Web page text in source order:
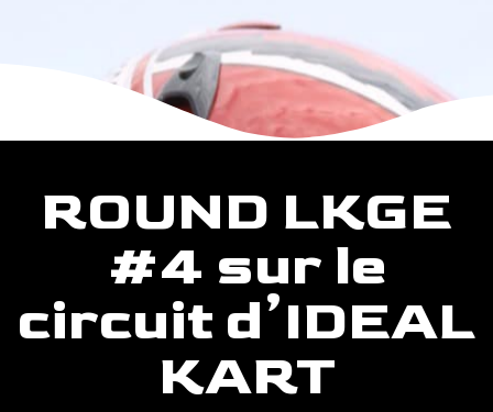
ROUND LKGE
#4 sur le
circuit d’IDEAL
KART